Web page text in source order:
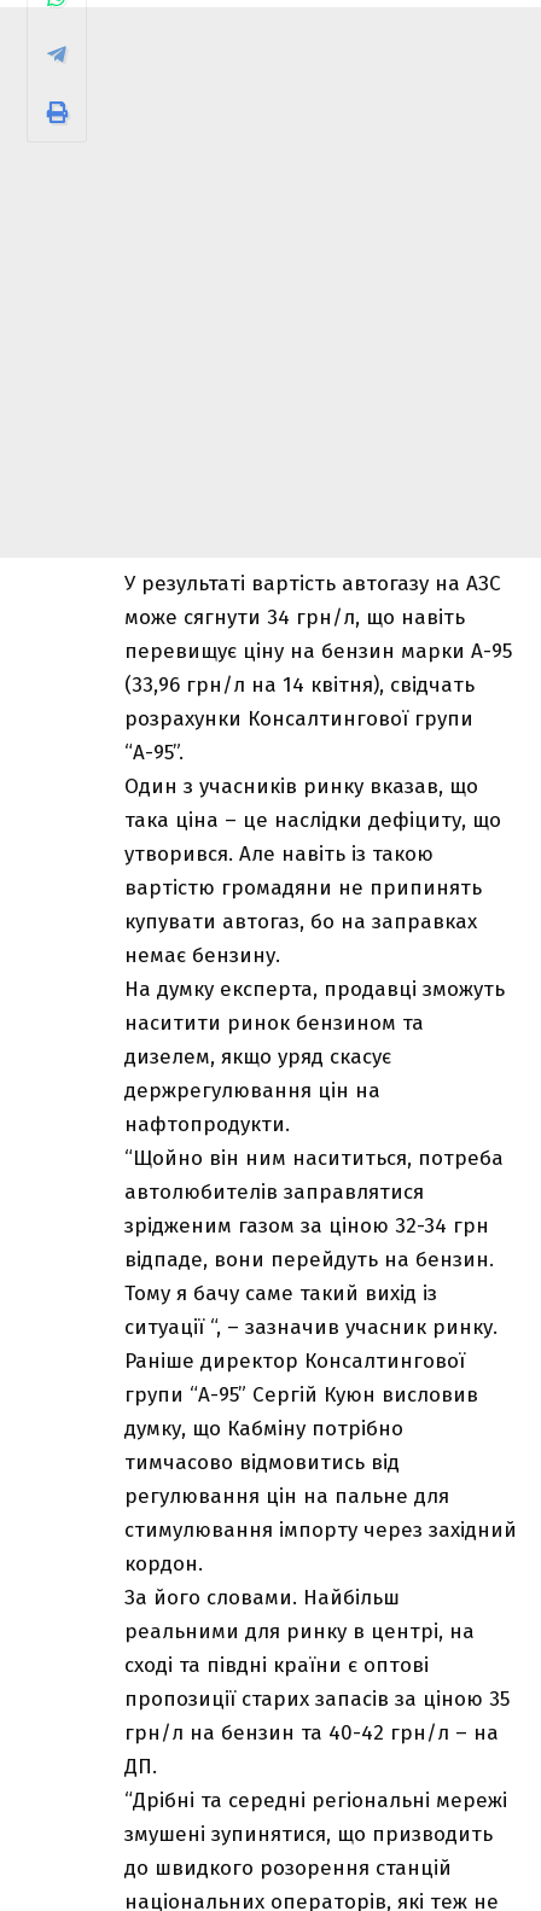
У результаті вартість автогазу на АЗС
може сягнути 34 грн/л, що навіть
перевищує ціну на бензин марки А-95
(33,96 грн/л на 14 квітня), свідчать
розрахунки Консалтингової групи
“А-95”.
Один з учасників ринку вказав, що
така ціна – це наслідки дефіциту, що
утворився. Але навіть із такою
вартістю громадяни не припинять
купувати автогаз, бо на заправках
немає бензину.
На думку експерта, продавці зможуть
наситити ринок бензином та
дизелем, якщо уряд скасує
держрегулювання цін на
нафтопродукти.
“Щойно він ним насититься, потреба
автолюбителів заправлятися
зрідженим газом за ціною 32-34 грн
відпаде, вони перейдуть на бензин.
Тому я бачу саме такий вихід із
ситуації “, – зазначив учасник ринку.
Раніше директор Консалтингової
групи “А-95” Сергій Куюн висловив
думку, що Кабміну потрібно
тимчасово відмовитись від
регулювання цін на пальне для
стимулювання імпорту через західний
кордон.
За його словами. Найбільш
реальними для ринку в центрі, на
сході та півдні країни є оптові
пропозиції старих запасів за ціною 35
грн/л на бензин та 40-42 грн/л – на
ДП.
“Дрібні та середні регіональні мережі
змушені зупинятися, що призводить
до швидкого розорення станцій
національних операторів, які теж не